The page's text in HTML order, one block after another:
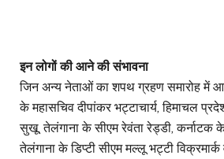
इन लोगों की आने की संभावना
जिन अन्य नेताओं का शपथ ग्रहण समारोह में
के महासचिव दीपांकर भट्टाचार्य, हिमाचल
सुखू, तेलंगाना के सीएम रेवंता रेड्डी, कर्नाटक के
तेलंगाना के डिप्टी सीएम मल्लू भट्टी विक्रमार्क